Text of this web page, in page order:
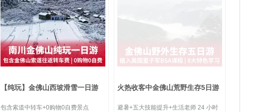
【纯玩】金佛山西坡滑雪一日游
包含索道中转车+0购物0自费景点
火热收客中金佛山荒野生存5日游
避暑+五大技能提升+生活老师 24 小时